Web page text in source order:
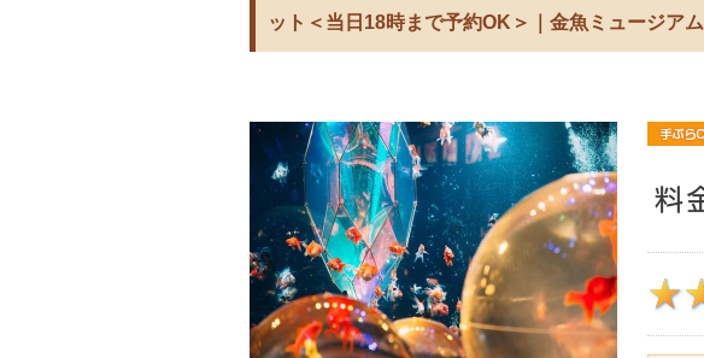
ット＜当日18時まで予約OK＞｜金魚ミュージアム